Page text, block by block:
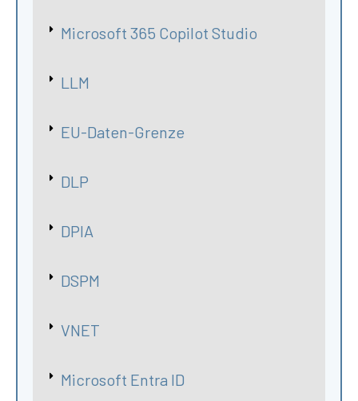
Microsoft 365 Copilot Studio
LLM
EU-Daten-Grenze
DLP
DPIA
DSPM
VNET
Microsoft Entra ID